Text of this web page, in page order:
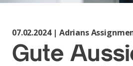
07.02.2024 | Adrians
Gute